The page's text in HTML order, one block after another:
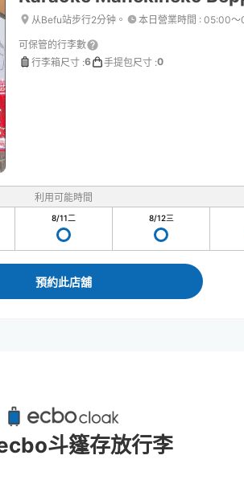
从Befu站步行2分钟。 本日營業時間 : 05:00〜
可保管的行李數
行李箱尺寸 :6 手提包尺寸 :0
利用可能時間
8/11二 8/12三
預約此店舖
0個投幣式置物櫃
斗篷存放行李